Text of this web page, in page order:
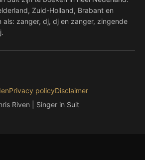
Zuid-Holland, Brabant en
als: zanger, dj, dj en zanger, zingende
Riven | Singer in Suit
Privacy policyDisclaimer